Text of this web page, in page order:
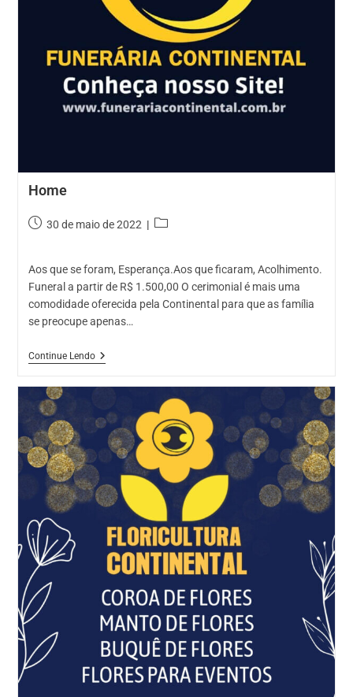
Home
Post30 de maio de 2022
Categoria
Aos que se foram, Esperança.Aos que ficaram, Acolhimento.
Funeral a partir de R$ 1.500,00 O cerimonial é mais uma
comodidade oferecida pela Continental para que as família
se preocupe apenas…
Continue LendoHome